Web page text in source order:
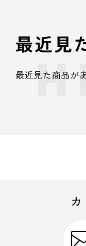
最近見
最近見た商品が
カ